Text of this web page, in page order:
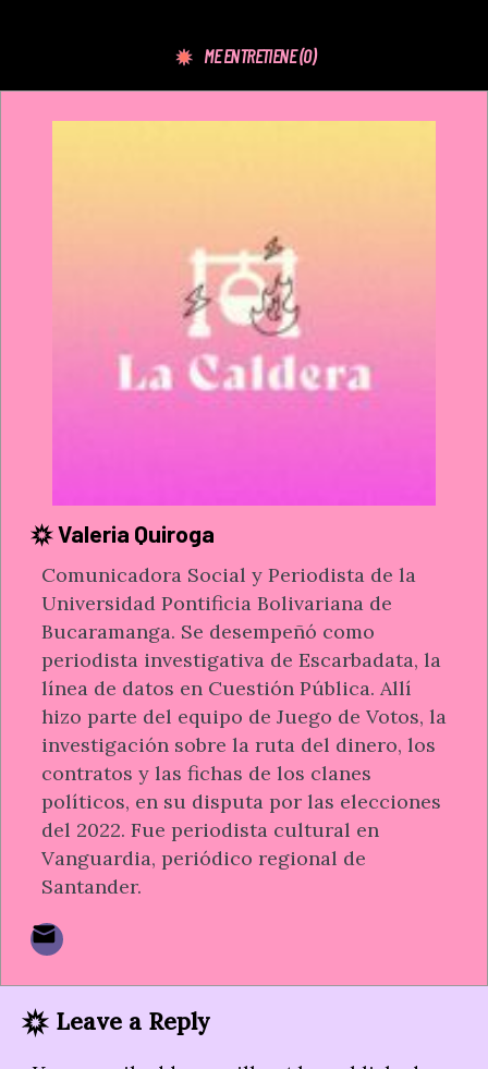
ME ENTRETIENE(0)
Valeria Quiroga
Comunicadora Social y Periodista de la
Universidad Pontificia Bolivariana de
Bucaramanga. Se desempeñó como
periodista investigativa de Escarbadata, la
línea de datos en Cuestión Pública. Allí
hizo parte del equipo de Juego de Votos, la
investigación sobre la ruta del dinero, los
contratos y las fichas de los clanes
políticos, en su disputa por las elecciones
del 2022. Fue periodista cultural en
Vanguardia, periódico regional de
Santander.
Leave a Reply